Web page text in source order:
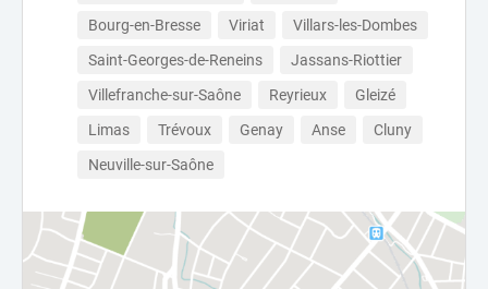
Bourg-en-Bresse
Viriat
Villars-les-Dombes
Saint-Georges-de-Reneins
Jassans-Riottier
Villefranche-sur-Saône
Reyrieux
Gleizé
Limas
Trévoux Genay Anse
Cluny
Neuville-sur-Saône